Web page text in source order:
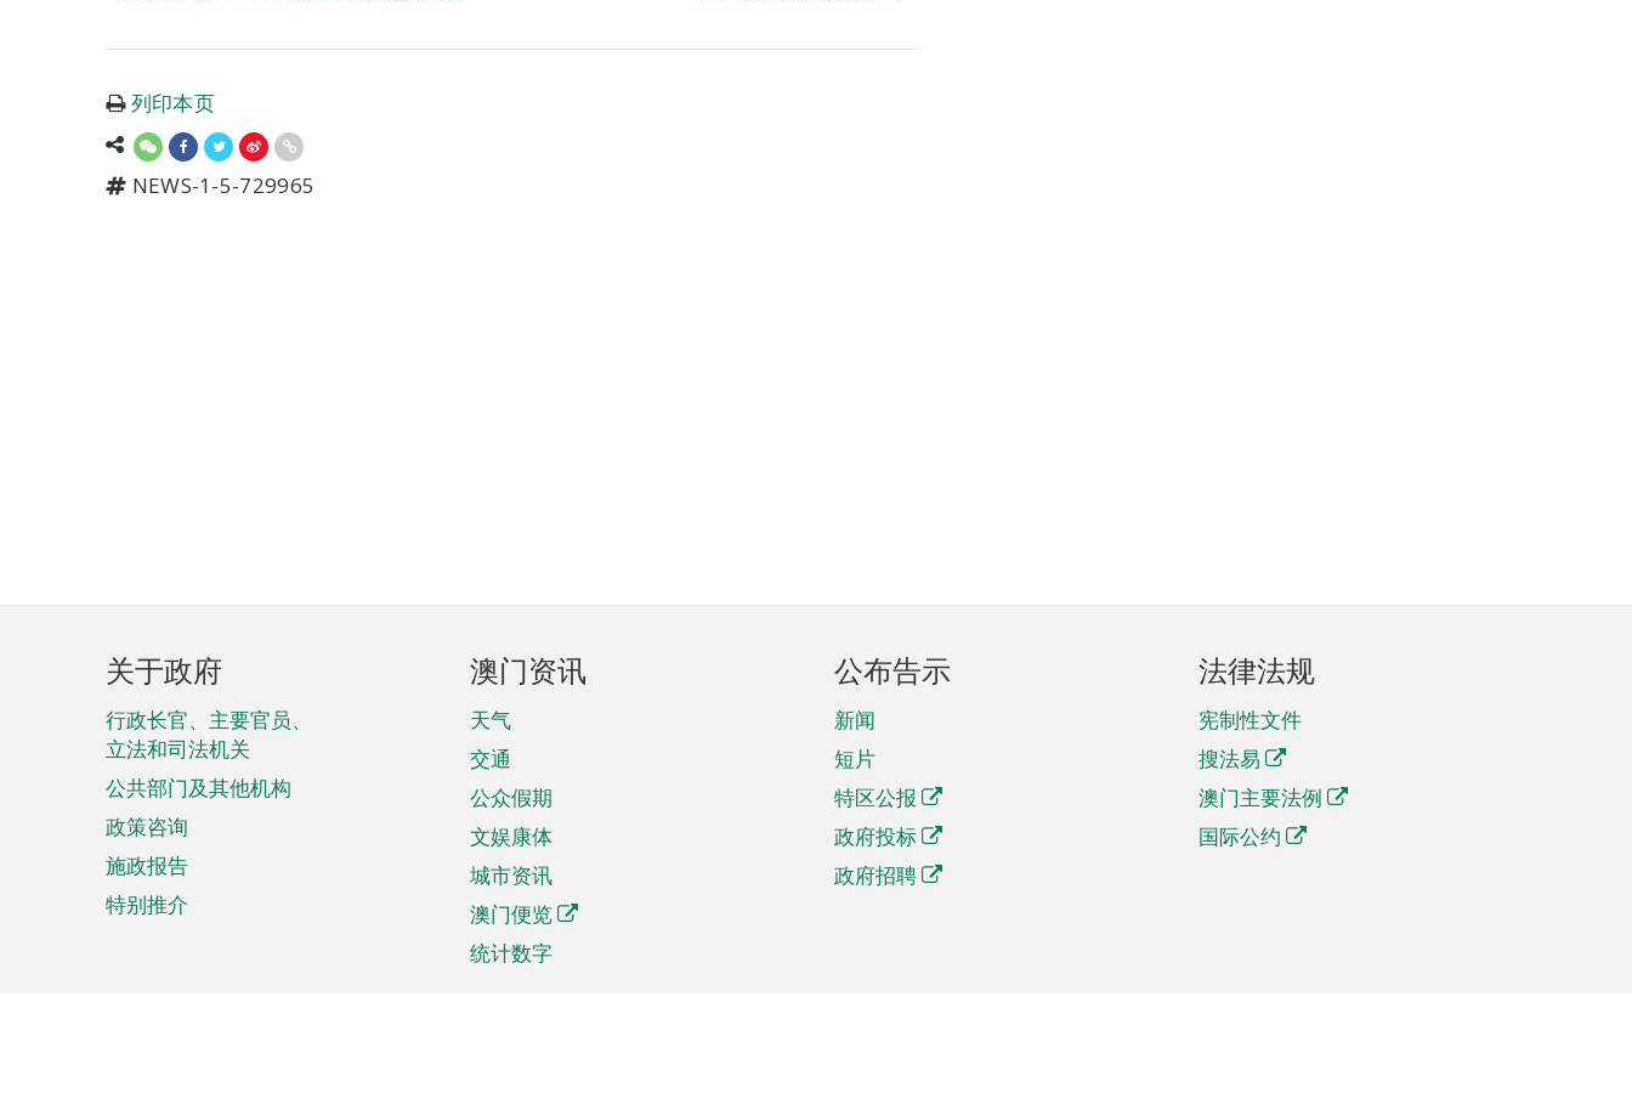
列印本页
NEWS-1-5-729965
页
脚
菜
单
关于政府
行政长官、主要官员、
立法和司法机关
公共部门及其他机构
政策咨询
施政报告
特别推介
澳门资讯
天气
交通
公众假期
文娱康体
城市资讯
澳门便览
统计数字
公布告示
新闻
短片
特区公报
政府投标
政府招聘
法律法规
宪制性文件
搜法易
澳门主要法例
国际公约